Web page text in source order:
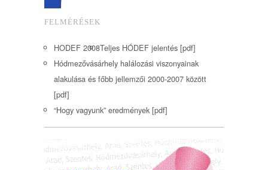
FELMÉRÉSEK
HODEF 2008Teljes HÓDEF jelentés [pdf]
Hódmezővásárhely halálozási viszonyainak
alakulása és főbb jellemzői 2000-2007 között
[pdf]
“Hogy vagyunk” eredmények [pdf]